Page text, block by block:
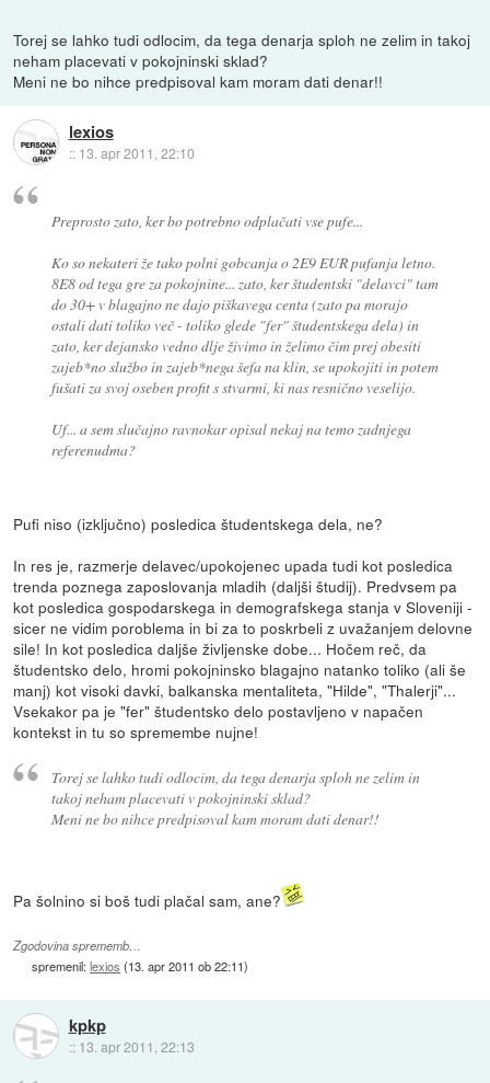
Torej se lahko tudi odlocim, da tega denarja sploh ne zelim in takoj
neham placevati v pokojninski sklad?
Meni ne bo nihce predpisoval kam moram dati denar!!
lexios
:: 13. apr 2011, 22:10
Preprosto zato, ker bo potrebno odplačati vse pufe...
Ko so nekateri že tako polni gobcanja o 2E9 EUR pufanja letno.
8E8 od tega gre za pokojnine... zato, ker študentski "delavci" tam
do 30+ v blagajno ne dajo piškavega centa (zato pa morajo
ostali dati toliko več - toliko glede "fer" študentskega dela) in
zato, ker dejansko vedno dlje živimo in želimo čim prej obesiti
zajeb*no službo in zajeb*nega šefa na klin, se upokojiti in potem
fušati za svoj oseben profit s stvarmi, ki nas resnično veselijo.
Uf... a sem slučajno ravnokar opisal nekaj na temo zadnjega
referenudma?
Pufi niso (izključno) posledica študentskega dela, ne?
In res je, razmerje delavec/upokojenec upada tudi kot posledica
trenda poznega zaposlovanja mladih (daljši študij). Predvsem pa
kot posledica gospodarskega in demografskega stanja v Sloveniji -
sicer ne vidim poroblema in bi za to poskrbeli z uvažanjem delovne
sile! In kot posledica daljše življenske dobe... Hočem reč, da
študentsko delo, hromi pokojninsko blagajno natanko toliko (ali še
manj) kot visoki davki, balkanska mentaliteta, "Hilde", "Thalerji"...
Vsekakor pa je "fer" študentsko delo postavljeno v napačen
kontekst in tu so spremembe nujne!
Torej se lahko tudi odlocim, da tega denarja sploh ne zelim in
takoj neham placevati v pokojninski sklad?
Meni ne bo nihce predpisoval kam moram dati denar!!
Pa šolnino si boš tudi plačal sam, ane?
Zgodovina sprememb…
spremenil:lexios (13. apr 2011 ob 22:11)
kpkp
:: 13. apr 2011, 22:13